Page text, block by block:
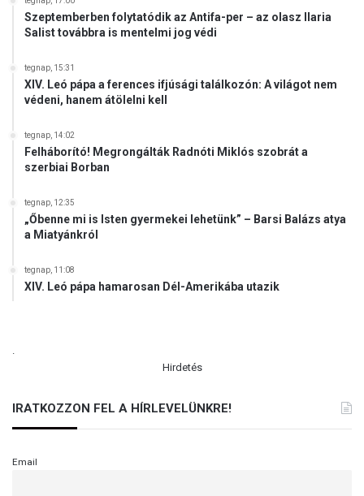
Szeptemberben folytatódik az Antifa-per – az olasz Ilaria
Salist továbbra is mentelmi jog védi
tegnap, 15:31
XIV. Leó pápa a ferences ifjúsági találkozón: A világot nem
védeni, hanem átölelni kell
tegnap, 14:02
Felháborító! Megrongálták Radnóti Miklós szobrát a
szerbiai Borban
tegnap, 12:35
„Őbenne mi is Isten gyermekei lehetünk” – Barsi Balázs atya
a Miatyánkról
tegnap, 11:08
XIV. Leó pápa hamarosan Dél-Amerikába utazik
.
Hirdetés
IRATKOZZON FEL A HÍRLEVELÜNKRE!
Email